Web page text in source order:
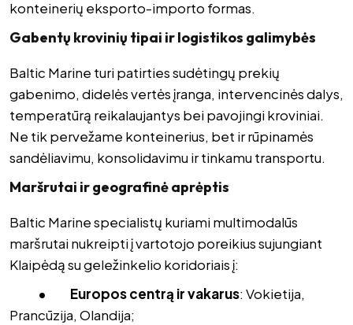
konteinerių eksporto-importo formas.
Gabentų krovinių tipai ir logistikos galimybės
Baltic Marine turi patirties sudėtingų prekių
gabenimo, didelės vertės įranga, intervencinės dalys,
temperatūrą reikalaujantys bei pavojingi kroviniai.
Ne tik pervežame konteinerius, bet ir rūpinamės
sandėliavimu, konsolidavimu ir tinkamu transportu.
Maršrutai ir geografinė aprėptis
Baltic Marine specialistų kuriami multimodalūs
maršrutai nukreipti į vartotojo poreikius sujungiant
Klaipėdą su geležinkelio koridoriais į:
• Europos centrą ir vakarus: Vokietija,
Prancūzija, Olandija;